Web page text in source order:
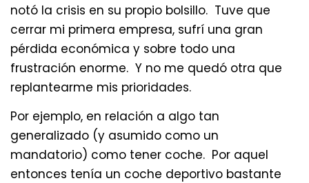
notó la crisis en su propio bolsillo. Tuve que
cerrar mi primera empresa, sufrí una gran
pérdida económica y sobre todo una
frustración enorme. Y no me quedó otra que
replantearme mis prioridades.
Por ejemplo, en relación a algo tan
generalizado (y asumido como un
mandatorio) como tener coche. Por aquel
entonces tenía un coche deportivo bastante